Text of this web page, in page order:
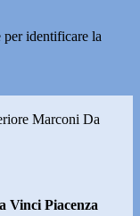
identificare la
Marconi Da
Vinci Piacenza